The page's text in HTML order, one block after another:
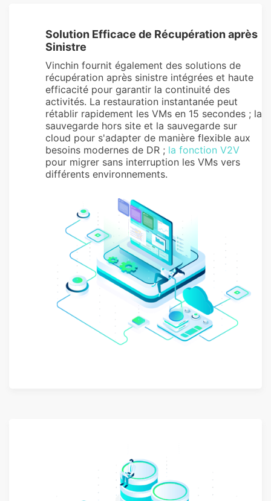
Solution Efficace de Récupération après
Sinistre
Vinchin fournit également des solutions de
récupération après sinistre intégrées et haute
efficacité pour garantir la continuité des
activités. La restauration instantanée peut
rétablir rapidement les VMs en 15 secondes ; la
sauvegarde hors site et la sauvegarde sur
cloud pour s'adapter de manière flexible aux
besoins modernes de DR ; la fonction V2V
pour migrer sans interruption les VMs vers
différents environnements.